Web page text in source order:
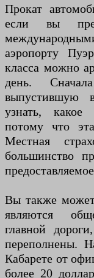
Прокат
если вы
аэропорту
класса можно
день.
выпустившую
узнать, какое
потому что
Местная
большинство
Вы также
являются
главной
переполнены.
Кабарете от
более 20